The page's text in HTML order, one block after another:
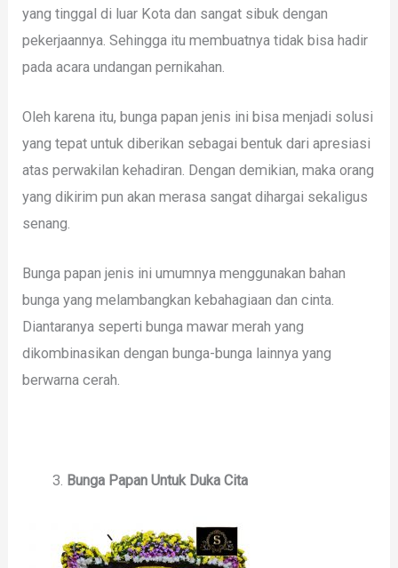
yang tinggal di luar Kota dan sangat sibuk dengan
pekerjaannya. Sehingga itu membuatnya tidak bisa hadir
pada acara undangan pernikahan.
Oleh karena itu, bunga papan jenis ini bisa menjadi solusi
yang tepat untuk diberikan sebagai bentuk dari apresiasi
atas perwakilan kehadiran. Dengan demikian, maka orang
yang dikirim pun akan merasa sangat dihargai sekaligus
senang.
Bunga papan jenis ini umumnya menggunakan bahan
bunga yang melambangkan kebahagiaan dan cinta.
Diantaranya seperti bunga mawar merah yang
dikombinasikan dengan bunga-bunga lainnya yang
berwarna cerah.
Bunga Papan Untuk Duka Cita